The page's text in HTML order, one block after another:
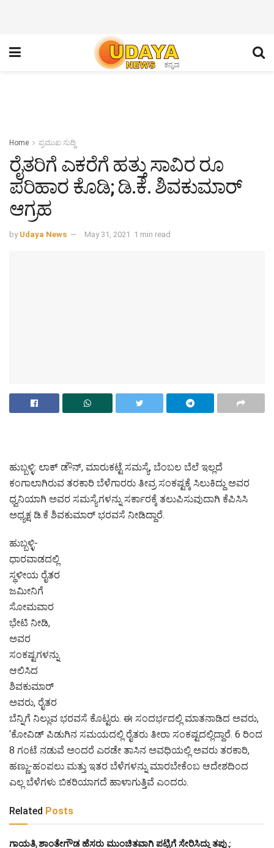
Home ಪ್ರಮುಖ ಸುದ್ದಿ
ರೈತರಿಗೆ ಎಕರೆಗೆ ಹತ್ತು ಸಾವಿರ ರೂ
ಪರಿಹಾರ ಕೊಡಿ; ಡಿ.ಕೆ. ಶಿವಕುಮಾರ್
ಆಗ್ರಹ
by Udaya News May 31, 2021 1 min read
ಹುಬ್ಬಳ್ಳಿ: ಲಾಕ್ ಡೌನ್, ಮಾರುಕಟ್ಟೆ ಸಮಸ್ಯೆ, ಬೆಂಬಲ ಬೆಲೆ ಇಲ್ಲದೆ
ಕಂಗಾಲಾಗಿರುವ ತರಕಾರಿ ಬೆಳೆಗಾರರು ತೀವ್ರ ಸಂಕಷ್ಟಕ್ಕೆ ಸಿಲುಕಿದ್ದು ಅವರ
ಧ್ವನಿಯಾಗಿ ಅವರ ಸಮಸ್ಯೆಗಳನ್ನು ಸರ್ಕಾರಕ್ಕೆ ತಲುಪಿಸುವುದಾಗಿ ಕೆಪಿಸಿಸಿ
ಅಧ್ಯಕ್ಷ ಡಿ.ಕೆ ಶಿವಕುಮಾರ್ ಭರವಸೆ ನೀಡಿದ್ದಾರೆ.
ಹುಬ್ಬಳ್ಳಿ-
ಧಾರವಾಡದಲ್ಲಿ
ಸ್ಥಳೀಯ ರೈತರ
ಜಮೀನಿಗೆ
ಸೋಮವಾರ
ಭೇಟಿ ನೀಡಿ,
ಅವರ
ಸಂಕಷ್ಟಗಳನ್ನು
ಆಲಿಸಿದ
ಶಿವಕುಮಾರ್
ಅವರು, ರೈತರ
ಬೆನ್ನಿಗೆ ನಿಲ್ಲುವ ಭರವಸೆ ಕೊಟ್ಟರು. ಈ ಸಂದರ್ಭದಲ್ಲಿ ಮಾತನಾಡಿದ ಅವರು,
‘ಕೋವಿಡ್ ಪಿಡುಗಿನ ಸಮಯದಲ್ಲಿ ರೈತರು ತೀರಾ ಸಂಕಷ್ಟದಲ್ಲಿದ್ದಾರೆ. 6 ರಿಂದ
8 ಗಂಟೆ ನಡುವೆ ಅಂದರೆ ಎರಡೇ ತಾಸಿನ‌ ಅವಧಿಯಲ್ಲಿ ಅವರು ತರಕಾರಿ,
ಹಣ್ಣು-ಹಂಪಲು ಮತ್ತು ಇತರ ಬೆಳೆಗಳನ್ನು ಮಾರಬೇಕೆಂಬ ಆದೇಶದಿಂದ
ಎಲ್ಲ ಬೆಳೆಗಳು ಬಿಕರಿಯಾಗದೆ ಹಾಳಾಗುತ್ತಿವೆ ಎಂದರು.
Related Posts
ಗಾಯತ್ರಿ ಶಾಂತೇಗೌಡ ಹೆಸರು ಮುಂಚಿತವಾಗಿ ಪಟ್ಟಿಗೆ ಸೇರಿಸಿದ್ದು ತಪ್ಪು: